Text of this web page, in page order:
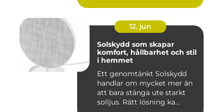
12. jun
Solskydd som skapar
komfort, hållbarhet och stil
i hemmet
Ett genomtänkt Solskydd
handlar om mycket mer än
att bara stänga ute starkt
solljus. Rätt lösning ka...